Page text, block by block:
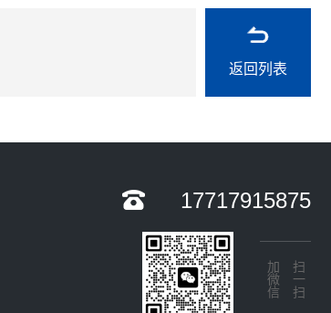
返回列表
17717915875
扫一扫
加微信